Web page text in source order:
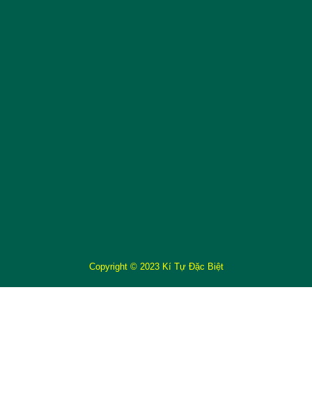
Copyright © 2023 Kí Tự Đặc Biệt